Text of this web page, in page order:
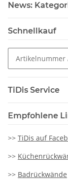
News:
Schnellkauf
TiDis Service
Empfohlene
>> TiDis auf
>>
>> Badrückwände